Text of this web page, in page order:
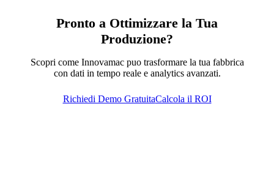
Pronto a Ottimizzare la Tua
Produzione?
Scopri come Innovamac puo trasformare la tua fabbrica
con dati in tempo reale e analytics avanzati.
Richiedi Demo GratuitaCalcola il ROI